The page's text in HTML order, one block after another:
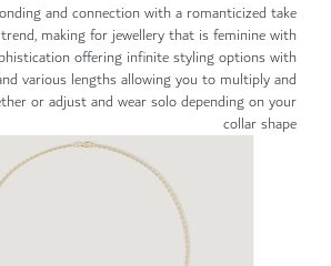
and connection with a romanticized take
making for jewellery that is feminine with
offering infinite styling options with
various lengths allowing you to multiply and
or adjust and wear solo depending on your
collar shape